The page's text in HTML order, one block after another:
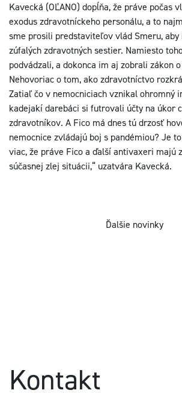
Kavecká (OĽANO) dopĺňa, že práve počas
exodus zdravotníckeho personálu, a to
sme prosili predstaviteľov vlád Smeru,
zúfalých zdravotných sestier. Namiesto
podvádzali, a dokonca im aj zobrali zákon
Nehovoriac o tom, ako zdravotníctvo
Zatiaľ čo v nemocniciach vznikal ohromný
kadejakí darebáci si futrovali účty na úkor
zdravotníkov. A Fico má dnes tú drzosť
nemocnice zvládajú boj s pandémiou? Je
viac, že práve Fico a ďalší antivaxeri majú
súčasnej zlej situácii,“ uzatvára Kavecká.
Ďalšie novinky
Kontakt